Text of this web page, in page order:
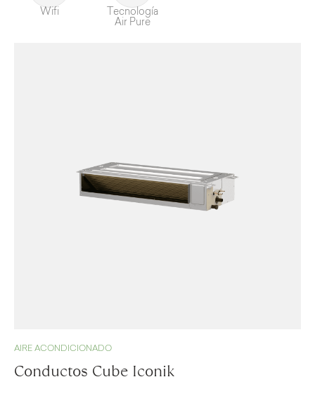
Wifi
Tecnología
Air Pure
AIRE ACONDICIONADO
Conductos Cube Iconik